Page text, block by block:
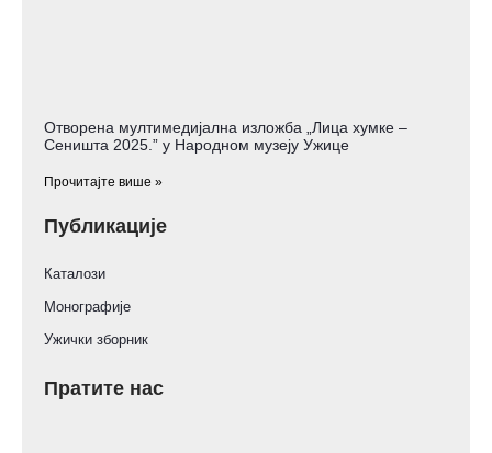
Отворена мултимедијална изложба „Лица хумке –
Сеништа 2025.” у Народном музеју Ужице
Прочитајте више »
Публикације
Каталози
Монографије
Ужички зборник
Пратите нас